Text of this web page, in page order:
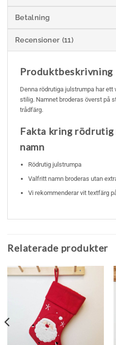
Betalning
Recensioner (11)
Produktbeskrivning
Denna rödrutiga julstrumpa har
stilig. Namnet broderas överst på
trådfärg.
Fakta kring rödrutig
namn
Rödrutig julstrumpa
Valfritt namn broderas utan
Vi rekommenderar vit textfärg
Relaterade produkter